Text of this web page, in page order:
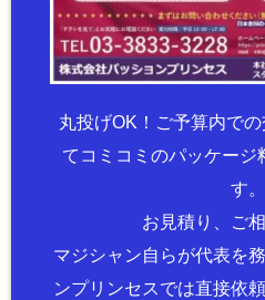
丸投げOK！ご予算内で
てコミコミのパッケージ
す。
お見積り、ご
マジシャン自らが代表を
ンプリンセスでは直接依